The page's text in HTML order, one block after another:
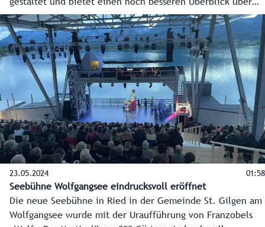
gestaltet und bietet einen noch besseren Überblick über
den Nationalpark Hohe Tauern. Landeshauptmann Wilfried
Haslauer hat die neue Ausstellung am 7. Mai 2024 eröffnet.
23.05.2024 01:58
Seebühne Wolfgangsee eindrucksvoll eröffnet
Die neue Seebühne in Ried in der Gemeinde St. Gilgen am
Wolfgangsee wurde mit der Uraufführung von Franzobels